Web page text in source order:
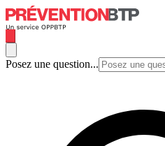
Posez une question...